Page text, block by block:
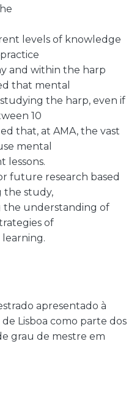
levels of knowledge
and within the harp
that mental
the harp, even if
10
that, at AMA, the vast
mental
lessons.
future research based
the study,
the understanding of
of
apresentado à
Lisboa como parte dos
grau de mestre em